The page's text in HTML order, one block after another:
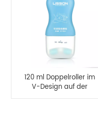
120 ml Doppelroller im
V-Design auf der
Flasche für Körper-